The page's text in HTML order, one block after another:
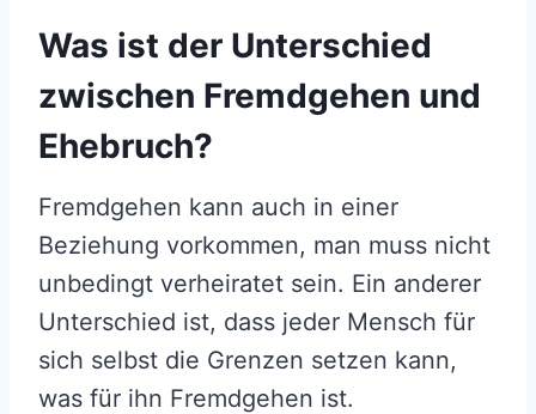
Was ist der Unterschied
zwischen Fremdgehen und
Ehebruch?
Fremdgehen kann auch in einer
Beziehung vorkommen, man muss nicht
unbedingt verheiratet sein. Ein anderer
Unterschied ist, dass jeder Mensch für
sich selbst die Grenzen setzen kann,
was für ihn Fremdgehen ist.